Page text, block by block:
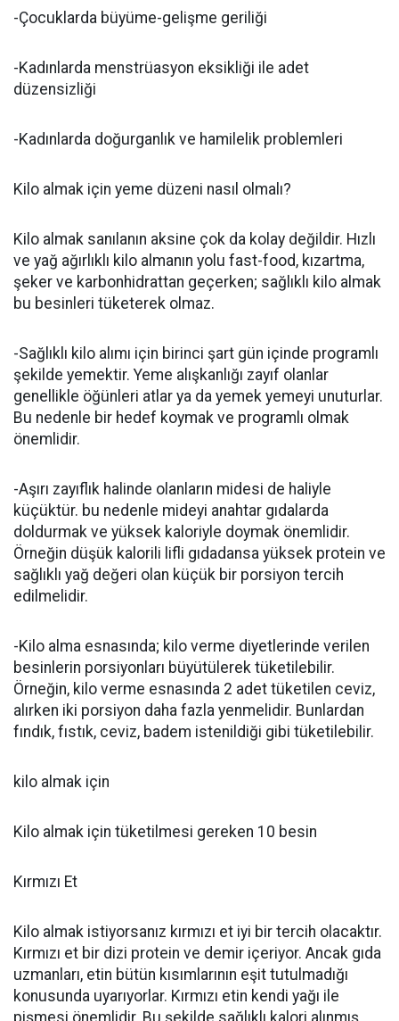
-Çocuklarda büyüme-gelişme geriliği
-Kadınlarda menstrüasyon eksikliği ile adet
düzensizliği
-Kadınlarda doğurganlık ve hamilelik problemleri
Kilo almak için yeme düzeni nasıl olmalı?
Kilo almak sanılanın aksine çok da kolay değildir. Hızlı
ve yağ ağırlıklı kilo almanın yolu fast-food, kızartma,
şeker ve karbonhidrattan geçerken; sağlıklı kilo almak
bu besinleri tüketerek olmaz.
-Sağlıklı kilo alımı için birinci şart gün içinde programlı
şekilde yemektir. Yeme alışkanlığı zayıf olanlar
genellikle öğünleri atlar ya da yemek yemeyi unuturlar.
Bu nedenle bir hedef koymak ve programlı olmak
önemlidir.
-Aşırı zayıflık halinde olanların midesi de haliyle
küçüktür. bu nedenle mideyi anahtar gıdalarda
doldurmak ve yüksek kaloriyle doymak önemlidir.
Örneğin düşük kalorili lifli gıdadansa yüksek protein ve
sağlıklı yağ değeri olan küçük bir porsiyon tercih
edilmelidir.
-Kilo alma esnasında; kilo verme diyetlerinde verilen
besinlerin porsiyonları büyütülerek tüketilebilir.
Örneğin, kilo verme esnasında 2 adet tüketilen ceviz,
alırken iki porsiyon daha fazla yenmelidir. Bunlardan
fındık, fıstık, ceviz, badem istenildiği gibi tüketilebilir.
kilo almak için
Kilo almak için tüketilmesi gereken 10 besin
Kırmızı Et
Kilo almak istiyorsanız kırmızı et iyi bir tercih olacaktır.
Kırmızı et bir dizi protein ve demir içeriyor. Ancak gıda
uzmanları, etin bütün kısımlarının eşit tutulmadığı
konusunda uyarıyorlar. Kırmızı etin kendi yağı ile
pişmesi önemlidir. Bu şekilde sağlıklı kalori alınmış